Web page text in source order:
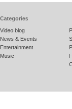
Categories
Video blog
News & Events
Entertainment
Music